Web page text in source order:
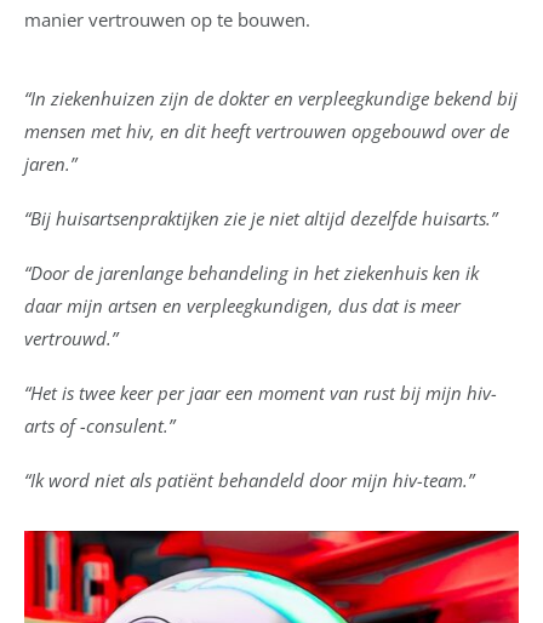
manier vertrouwen op te bouwen.
“In ziekenhuizen zijn de dokter en verpleegkundige bekend bij
mensen met hiv, en dit heeft vertrouwen opgebouwd over de
jaren.”
“Bij huisartsenpraktijken zie je niet altijd dezelfde huisarts.”
“Door de jarenlange behandeling in het ziekenhuis ken ik
daar mijn artsen en verpleegkundigen, dus dat is meer
vertrouwd.”
“Het is twee keer per jaar een moment van rust bij mijn hiv-
arts of -consulent.”
“Ik word niet als patiënt behandeld door mijn hiv-team.”